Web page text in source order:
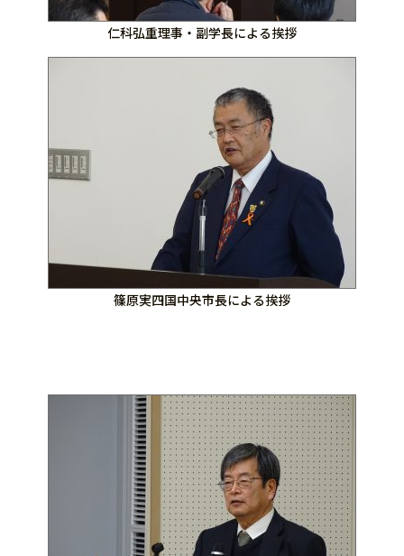
仁科弘重理事・副学長による挨拶
篠原実四国中央市長による挨拶